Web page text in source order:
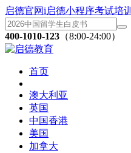
启德官网i启德小程序考试培训
400-1010-123 （8:00-24:00）
首页
澳大利亚
英国
中国香港
美国
加拿大